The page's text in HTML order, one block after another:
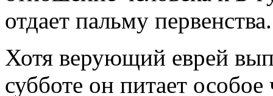
отдает пальму первенства.
Хотя верующий еврей
субботе он питает